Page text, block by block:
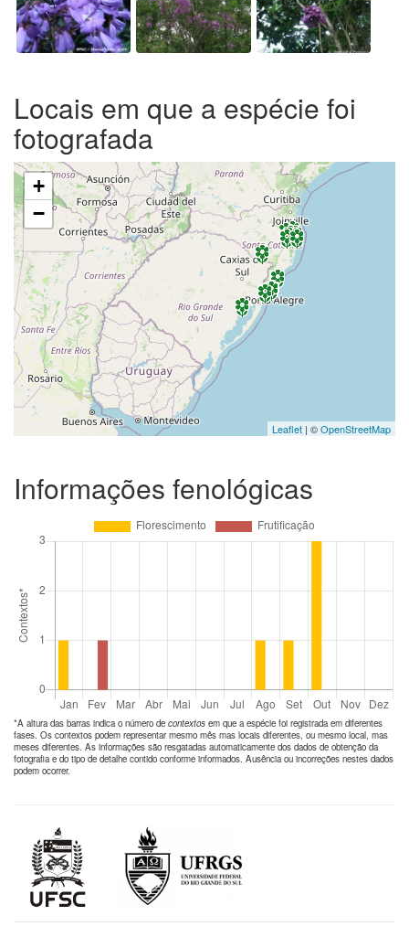
Locais em que a espécie foi
fotografada
+
−
Leaflet | ©OpenStreetMap
Informações fenológicas
*A altura das barras indica o número de contextos em que a espécie foi registrada em diferentes
fases. Os contextos podem representar mesmo mês mas locais diferentes, ou mesmo local, mas
meses diferentes. As informações são resgatadas automaticamente dos dados de obtenção da
fotografia e do tipo de detalhe contido conforme informados. Ausência ou incorreções nestes dados
podem ocorrer.